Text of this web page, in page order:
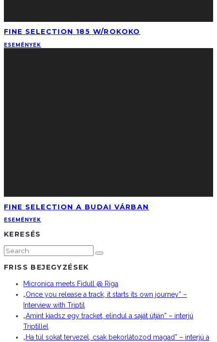
FINE SELECTION 185 W/ROKOKO
ESEMÉNYEK
FINE SELECTION A BUDAI VÁRBAN
ESEMÉNYEK
KERESÉS
FRISS BEJEGYZÉSEK
Micronica meets Fidull @ Riga
„Once you release a track, it starts its own journey” –
Interview with Triptil
„Amint kiadsz egy tracket, elindul a saját útján” – interjú
Triptillel
„Ha túl sokat tervezel, csak bekorlátozod magad” – interjú a